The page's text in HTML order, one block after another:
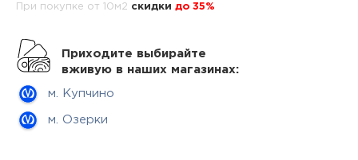
При покупке от 10м2 cкидки до 35%
Приходите выбирайте
вживую в наших магазинах:
м. Купчино
м. Озерки